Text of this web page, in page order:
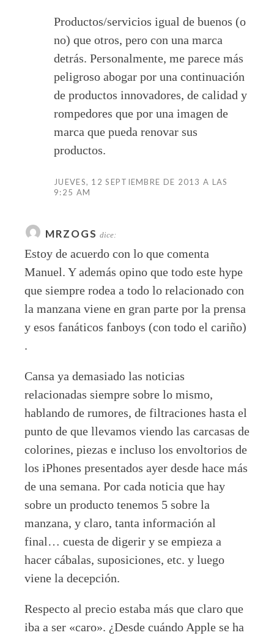
Productos/servicios igual de buenos (o
no) que otros, pero con una marca
detrás. Personalmente, me parece más
peligroso abogar por una continuación
de productos innovadores, de calidad y
rompedores que por una imagen de
marca que pueda renovar sus
productos.
JUEVES, 12 SEPTIEMBRE DE 2013 A LAS
9:25 AM
MRZOGS dice:
Estoy de acuerdo con lo que comenta
Manuel. Y además opino que todo este hype
que siempre rodea a todo lo relacionado con
la manzana viene en gran parte por la prensa
y esos fanáticos fanboys (con todo el cariño)
.
Cansa ya demasiado las noticias
relacionadas siempre sobre lo mismo,
hablando de rumores, de filtraciones hasta el
punto de que llevamos viendo las carcasas de
colorines, piezas e incluso los envoltorios de
los iPhones presentados ayer desde hace más
de una semana. Por cada noticia que hay
sobre un producto tenemos 5 sobre la
manzana, y claro, tanta información al
final… cuesta de digerir y se empieza a
hacer cábalas, suposiciones, etc. y luego
viene la decepción.
Respecto al precio estaba más que claro que
iba a ser «caro». ¿Desde cuándo Apple se ha